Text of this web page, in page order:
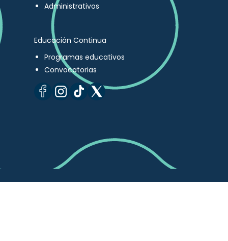
Administrativos
Educación Continua
Programas educativos
Convocatorias